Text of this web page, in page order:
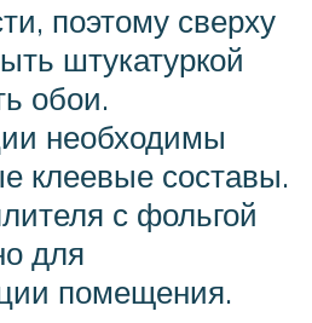
поэтому сверху
штукатуркой
обои.
необходимы
клеевые составы.
с фольгой
для
помещения.